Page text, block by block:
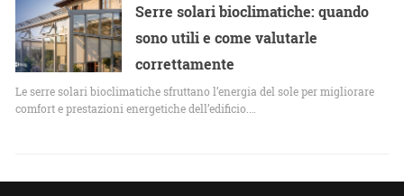
Serre solari bioclimatiche: quando
sono utili e come valutarle
correttamente
Le serre solari bioclimatiche sfruttano l’energia del sole per migliorare
comfort e prestazioni energetiche dell’edificio.…